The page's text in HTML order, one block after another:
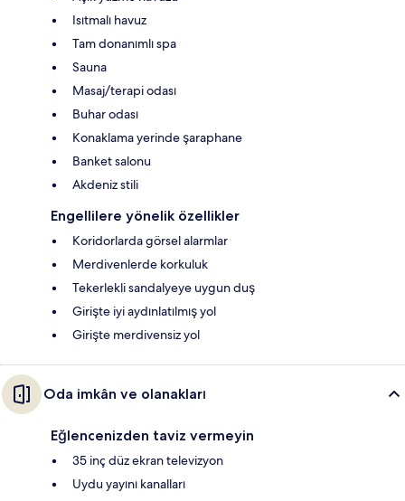
Isıtmalı havuz
Tam donanımlı spa
Sauna
Masaj/terapi odası
Buhar odası
Konaklama yerinde şaraphane
Banket salonu
Akdeniz stili
Engellilere yönelik özellikler
Koridorlarda görsel alarmlar
Merdivenlerde korkuluk
Tekerlekli sandalyeye uygun duş
Girişte iyi aydınlatılmış yol
Girişte merdivensiz yol
Oda imkân ve olanakları
Eğlencenizden taviz vermeyin
35 inç düz ekran televizyon
Uydu yayını kanalları